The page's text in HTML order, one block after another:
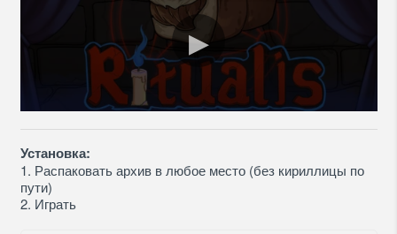
Установка:
1. Распаковать архив в любое место (без кириллицы по
пути)
2. Играть